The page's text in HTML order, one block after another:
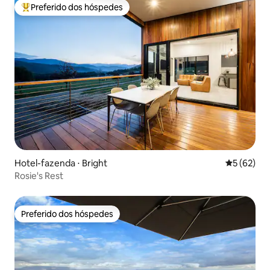
Entre os melhores preferidos dos hóspedes
Preferido dos hóspedes
Hotel-fazenda ⋅ Bright 5 de uma
5 (62)
Rosie's Rest
Preferido dos hóspedes
Preferido dos hóspedes